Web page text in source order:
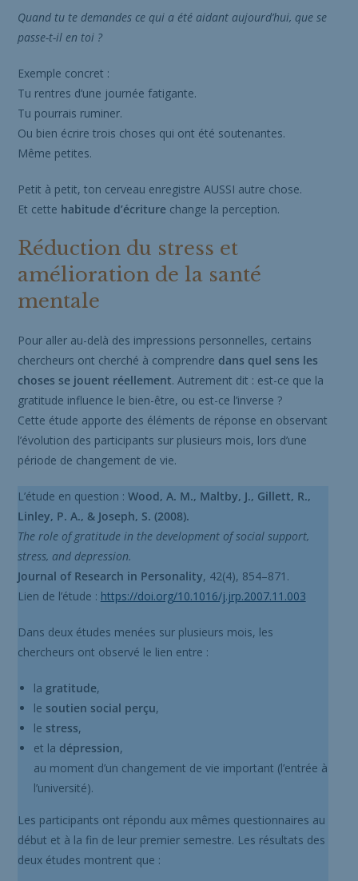
Quand tu te demandes ce qui a été aidant aujourd’hui, que se
passe-t-il en toi ?
Exemple concret :
Tu rentres d’une journée fatigante.
Tu pourrais ruminer.
Ou bien écrire trois choses qui ont été soutenantes.
Même petites.
Petit à petit, ton cerveau enregistre AUSSI autre chose.
Et cette habitude d’écriturechange la perception.
Réduction du stress et
amélioration de la santé
mentale
Pour aller au-delà des impressions personnelles, certains
chercheurs ont cherché à comprendre dans quel sens les
choses se jouent réellement. Autrement dit : est-ce que la
gratitude influence le bien-être, ou est-ce l’inverse ?
Cette étude apporte des éléments de réponse en observant
l’évolution des participants sur plusieurs mois, lors d’une
période de changement de vie.
L’étude en question : Wood, A. M., Maltby, J., Gillett, R.,
Linley, P. A., & Joseph, S. (2008).
The role of gratitude in the development of social support,
stress, and depression.
Journal of Research in Personality, 42(4), 854–871.
Lien de l’étude : https://doi.org/10.1016/j.jrp.2007.11.003
Dans deux études menées sur plusieurs mois, les
chercheurs ont observé le lien entre :
la gratitude,
le soutien social perçu,
le stress,
et la dépression,
au moment d’un changement de vie important (l’entrée à
l’université).
Les participants ont répondu aux mêmes questionnaires au
début et à la fin de leur premier semestre. Les résultats des
deux études montrent que :